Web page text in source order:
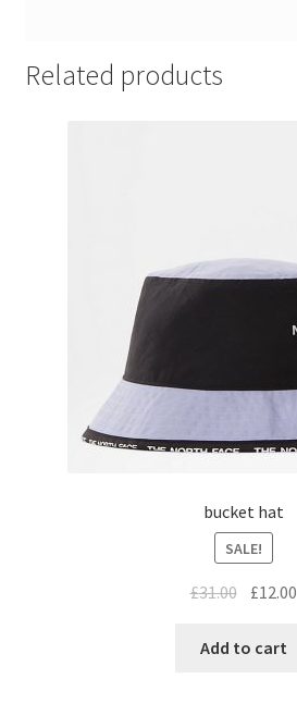
Related products
bucket hat
SALE!
£31.00 £12.00
Add to cart